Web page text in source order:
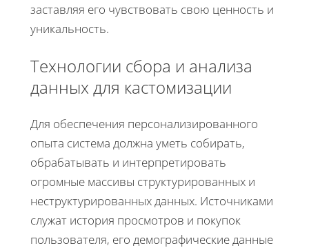
заставляя его чувствовать свою ценность и
уникальность.
Технологии сбора и анализа
данных для кастомизации
Для обеспечения персонализированного
опыта система должна уметь собирать,
обрабатывать и интерпретировать
огромные массивы структурированных и
неструктурированных данных. Источниками
служат история просмотров и покупок
пользователя, его демографические данные